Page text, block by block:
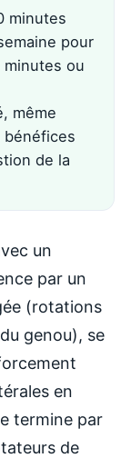
minutes
pour
ou
même
bénéfices
de la
un
par un
(rotations
genou), se
en
termine par
de